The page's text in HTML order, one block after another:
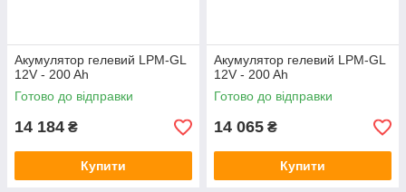
Акумулятор гелевий LPM-GL
12V - 200 Ah
Готово до відправки
14 184 ₴
Купити
Акумулятор гелевий LPM-GL
12V - 200 Ah
Готово до відправки
14 065 ₴
Купити